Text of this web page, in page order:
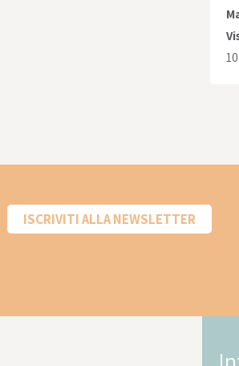
ISCRIVITI ALLA NEWSLETTER